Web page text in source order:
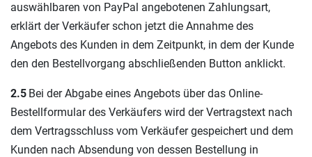
auswählbaren von PayPal angebotenen Zahlungsart,
erklärt der Verkäufer schon jetzt die Annahme des
Angebots des Kunden in dem Zeitpunkt, in dem der Kunde
den den Bestellvorgang abschließenden Button anklickt.
2.5 Bei der Abgabe eines Angebots über das Online-
Bestellformular des Verkäufers wird der Vertragstext nach
dem Vertragsschluss vom Verkäufer gespeichert und dem
Kunden nach Absendung von dessen Bestellung in